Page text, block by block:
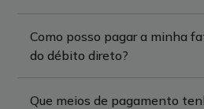
Como posso pagar a minha
do débito direto?
Que meios de pagamento